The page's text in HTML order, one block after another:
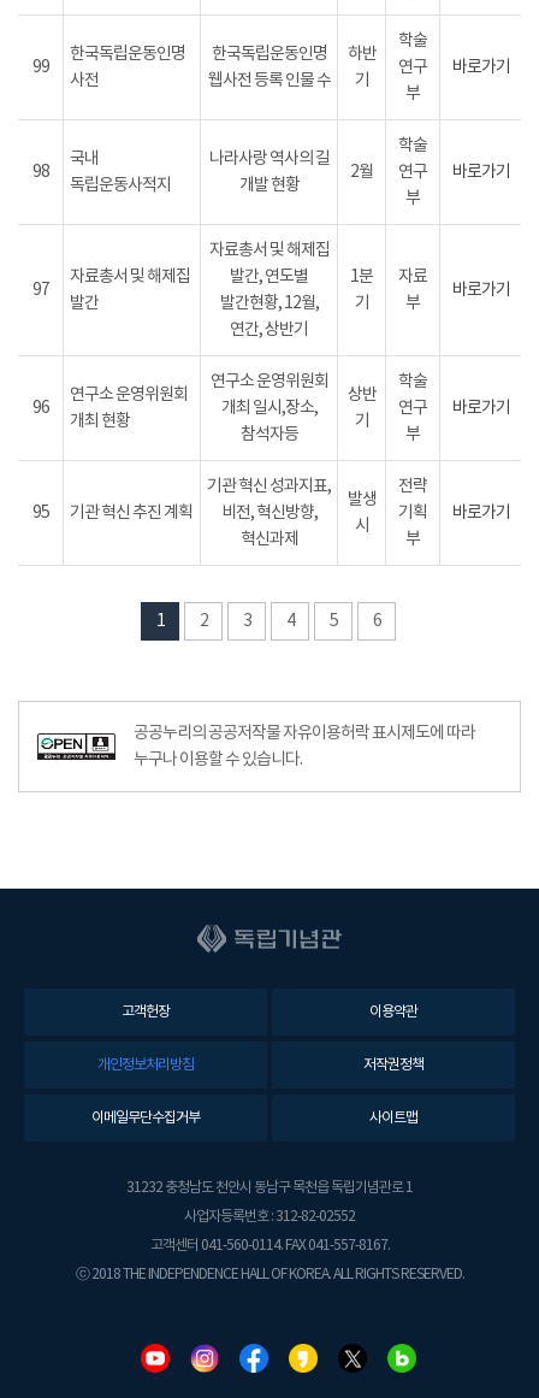
99
한국독립운동인명
사전
한국독립운동인명
웹사전 등록 인물 수
하반
기
학술
연구
부
바로가기
98
국내
독립운동사적지
나라사랑 역사의 길
개발 현황
2월
학술
연구
부
바로가기
97
자료총서 및 해제집
발간
자료총서 및 해제집
발간, 연도별
발간현황, 12월,
연간, 상반기
1분
기
자료
부
바로가기
96
연구소 운영위원회
개최 현황
연구소 운영위원회
개최 일시,장소,
참석자등
상반
기
학술
연구
부
바로가기
95 기관 혁신 추진 계획
기관 혁신 성과지표,
비전, 혁신방향,
혁신과제
발생
시
전략
기획
부
바로가기
1 2 3 4 5 6
공공누리의 공공저작물 자유이용허락 표시제도에 따라
누구나 이용할 수 있습니다.
고객헌장 이용약관
개인정보처리방침 저작권정책
이메일무단수집거부 사이트맵
31232 충청남도 천안시 동남구 목천읍 독립기념관로 1
사업자등록번호 : 312-82-02552
고객센터 041-560-0114. FAX 041-557-8167.
ⓒ 2018 THE INDEPENDENCE HALL OF KOREA. ALL RIGHTS RESERVED.